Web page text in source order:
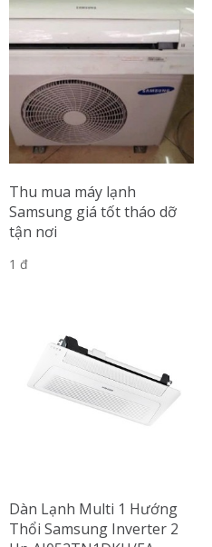
Thu mua máy lạnh
Samsung giá tốt tháo dỡ
tận nơi
1 đ
Dàn Lạnh Multi 1 Hướng
Thổi Samsung Inverter 2